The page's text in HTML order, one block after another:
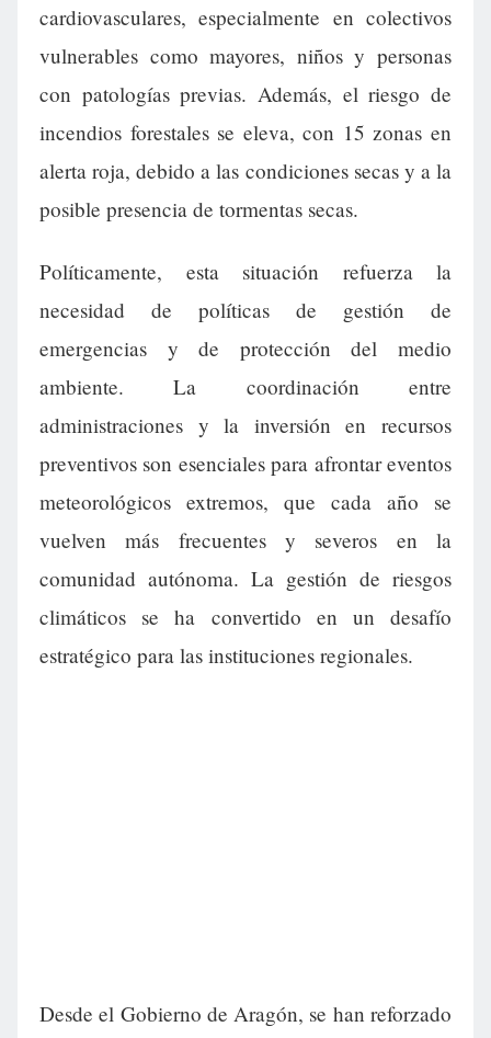
cardiovasculares, especialmente en colectivos
vulnerables como mayores, niños y personas
con patologías previas. Además, el riesgo de
incendios forestales se eleva, con 15 zonas en
alerta roja, debido a las condiciones secas y a la
posible presencia de tormentas secas.
Políticamente, esta situación refuerza la
necesidad de políticas de gestión de
emergencias y de protección del medio
ambiente. La coordinación entre
administraciones y la inversión en recursos
preventivos son esenciales para afrontar eventos
meteorológicos extremos, que cada año se
vuelven más frecuentes y severos en la
comunidad autónoma. La gestión de riesgos
climáticos se ha convertido en un desafío
estratégico para las instituciones regionales.
Desde el Gobierno de Aragón, se han reforzado